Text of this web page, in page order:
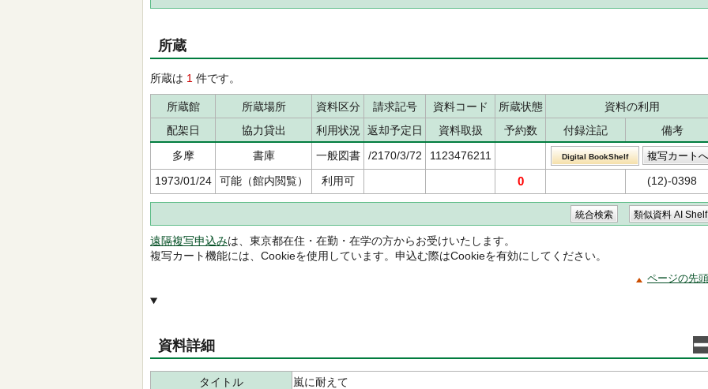
所蔵
所蔵は 1 件です。
所蔵館 所蔵場所 資料区分 請求記号 資料コード 所蔵状態
資料の利用
配架日
協力貸出 利用状況 返却予定日 資料取扱 予約数 付録注記
備考
多摩
書庫 一般図書 /2170/3/72 1123476211 Digital BookShelf
1973/01/24 可能（館内閲覧） 利用可 0 (12)-0398
遠隔複写申込みは、東京都在住・在勤・在学の方からお受けいたします。
複写カート機能には、Cookieを使用しています。申込む際はCookieを有効にしてください。
ページの先
資料詳細
タイトル
嵐に耐えて